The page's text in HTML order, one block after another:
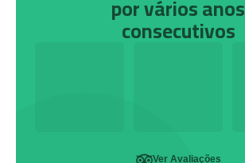
por vários anos
consecutivos
Ver Avaliações